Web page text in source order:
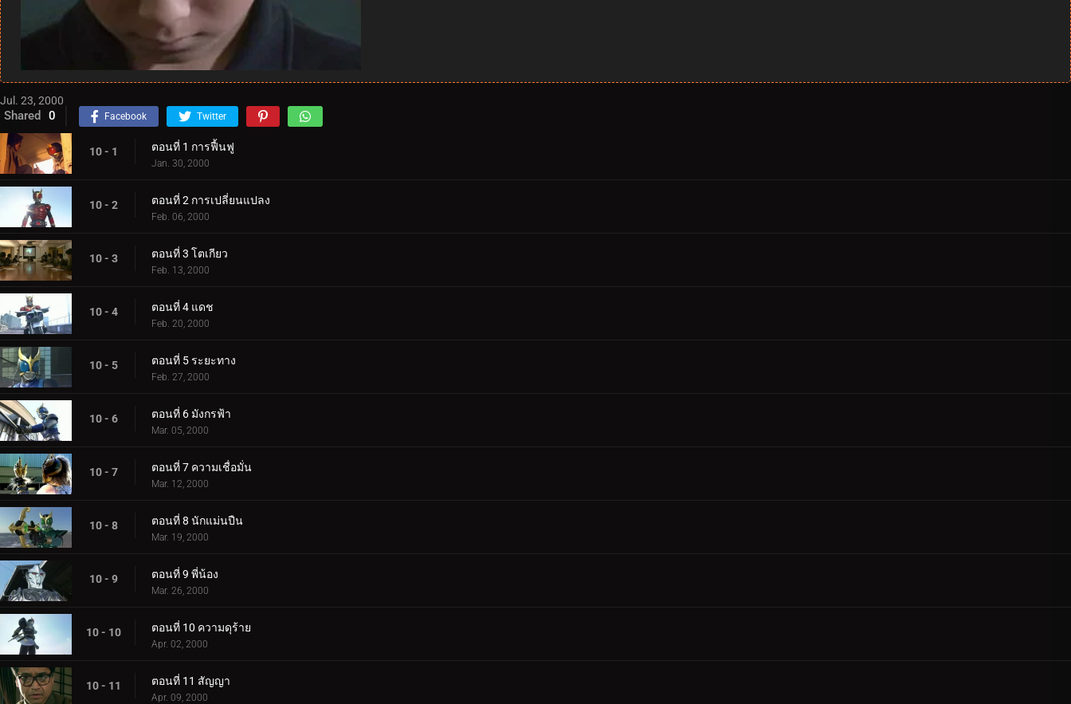
Jul. 23, 2000
Shared 0 Facebook Twitter
10 - 1 ตอนที่ 1 การฟื้นฟู
Jan. 30, 2000
10 - 2 ตอนที่ 2 การเปลี่ยนแปลง
Feb. 06, 2000
10 - 3 ตอนที่ 3 โตเกียว
Feb. 13, 2000
10 - 4 ตอนที่ 4 แดช
Feb. 20, 2000
10 - 5 ตอนที่ 5 ระยะทาง
Feb. 27, 2000
10 - 6 ตอนที่ 6 มังกรฟ้า
Mar. 05, 2000
10 - 7 ตอนที่ 7 ความเชื่อมั่น
Mar. 12, 2000
10 - 8 ตอนที่ 8 นักแม่นปืน
Mar. 19, 2000
10 - 9 ตอนที่ 9 พี่น้อง
Mar. 26, 2000
10 - 10 ตอนที่ 10 ความดุร้าย
Apr. 02, 2000
10 - 11 ตอนที่ 11 สัญญา
Apr. 09, 2000